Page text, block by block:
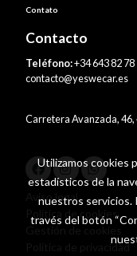
Contato
Contacto
Teléfono:+34 643 82 78
contacto@yeswecar.es
Carretera Avanzada,
Aviso legal
Política de cookies
Política de privacidad
Utilizamos cookies
estadísticos de la
nuestros servicios.
través del botón